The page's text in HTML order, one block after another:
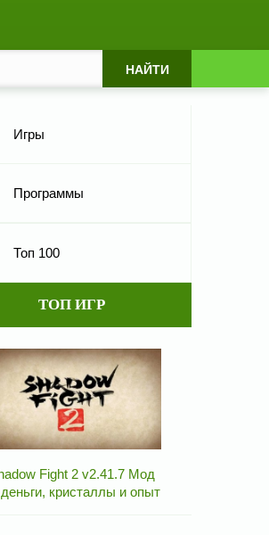
Игры
Программы
Топ 100
ТОП ИГР
Fight 2 v2.41.7 Мод
кристаллы и опыт